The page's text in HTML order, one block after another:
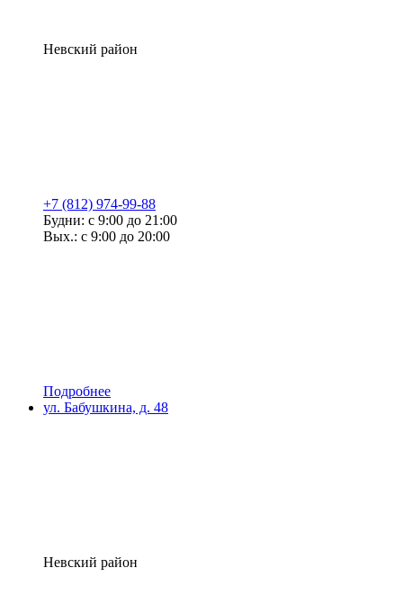
Невский район
+7 (812) 974-99-88
Будни: с 9:00 до 21:00
Вых.: с 9:00 до 20:00
Подробнее
ул. Бабушкина, д. 48
Невский район